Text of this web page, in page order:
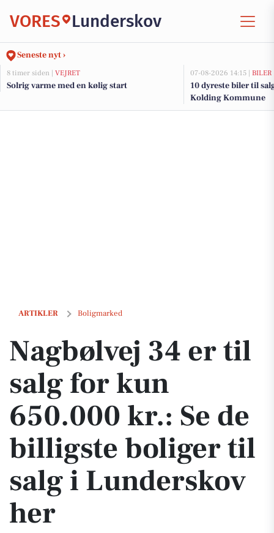
VORES Lunderskov
Seneste nyt ›
8 timer siden | VEJRET
Solrig varme med en kølig start
07-08-2026 14:15 | BILER
10 dyreste biler til
Kolding Kommune
ARTIKLER Boligmarked
Nagbølvej 34 er til salg for kun 650.000 kr.: Se de billigste boliger til
Nagbølvej 34 er til
salg for kun
650.000 kr.: Se de
billigste boliger til
salg i Lunderskov
her